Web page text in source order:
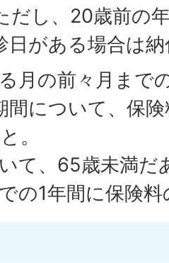
だし、20歳前の
日がある場合は
月の前々月まで
間について、保
。
て、65歳未満だ
の1年間に保険